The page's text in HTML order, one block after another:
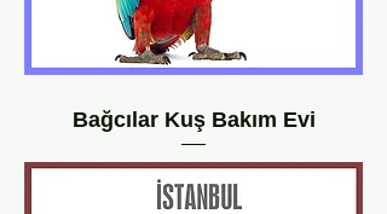
Bağcılar Kuş Bakım Evi